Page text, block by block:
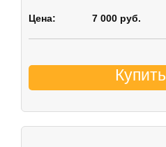
7 000 руб.
Купить